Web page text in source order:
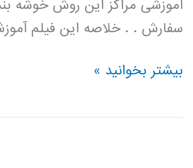
آموزشی مراکز این روش خوشه
سفارش . . خلاصه این فیلم
فیلم
فارسی
بیشتر بخوانید »